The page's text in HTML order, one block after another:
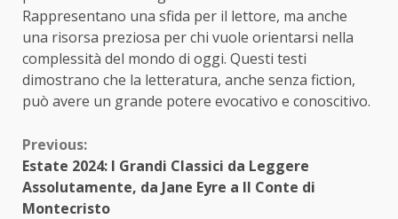
Rappresentano una sfida per il lettore, ma anche
una risorsa preziosa per chi vuole orientarsi nella
complessità del mondo di oggi. Questi testi
dimostrano che la letteratura, anche senza fiction,
può avere un grande potere evocativo e conoscitivo.
Continue
Reading
Previous:
Estate 2024: I Grandi Classici da Leggere
Assolutamente, da Jane Eyre a Il Conte di
Montecristo